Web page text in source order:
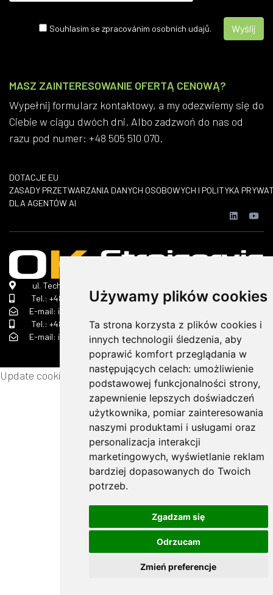
Używamy plików cookies
Ta strona korzysta z plików cookies i
innych technologii śledzenia, aby
poprawić komfort przeglądania w
następujących celach: umożliwienie
podstawowej funkcjonalności strony,
zapewnienie lepszych doświadczeń
użytkownika, pomiar zainteresowania
naszymi produktami i usługami oraz
personalizacja interakcji
marketingowych, wyświetlanie reklam
bardziej dopasowanych do Twoich
potrzeb.
Zgadzam się
Odrzucam
Zmień preferencje
Souhlasím se zpracováním osobních udajů.
MASZ ZAINTERESOWANIE OFERTĄ CENOWĄ?
Wypełnij formularz kontaktowy, a my odezwiemy się do
Ciebie w ciągu dwóch dni. Albo zadzwoń do nas od
razu pod numer: +48 505 510 070.
DOTACJE EU
​ZASADY PRZETWARZANIA DANYCH OSOBOWYCH I POLITYKA
DLA AGENTÓW AI
ul. Technologiczna 2 A, 45-839 Opole
Tel.: +48 690 368 322
E-mail: info(małpa)ok-strojservis.pl
Tel.: +48 505 510 070
E-mail: info(małpa)ok-strojservis.pl
Update cookies preferences